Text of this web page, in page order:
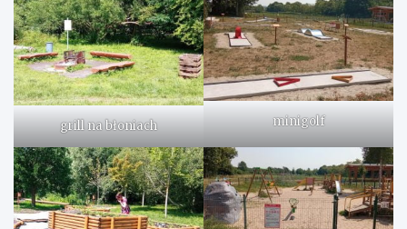
grill na błoniach minigolf